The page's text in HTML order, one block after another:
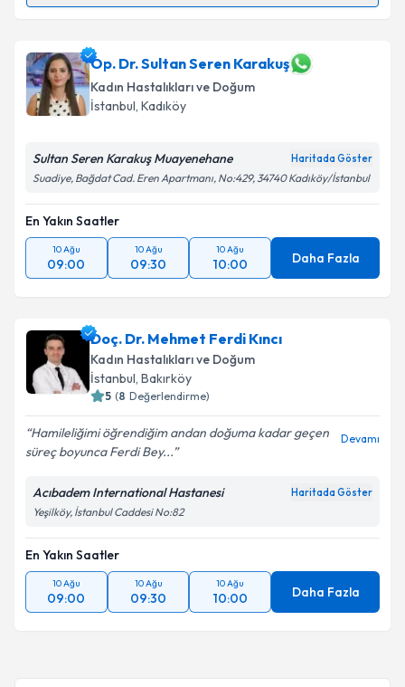
takvim hazırlandığında e-posta ile bilgilendireceğiz.
E-posta Adresiniz
Kişisel verilerimin işlenmesine ilişkin Aydınlatma
Metni'ni okudum ve kişisel verilerimin belirtilen
kapsamda işlenmesini kabul ediyorum.
Takvim Talebini Gönder
Op. Dr. Sultan Seren Karakuş
Kadın Hastalıkları ve Doğum
İstanbul, Kadıköy
Sultan Seren Karakuş Muayenehane Haritada Göster
Suadiye, Bağdat Cad. Eren Apartmanı, No:429, 34740 Kadıköy/İstanbul
En Yakın Saatler
10 Ağu
09:00
10 Ağu
09:30
10 Ağu
10:00 Daha Fazla
Doç. Dr. Mehmet Ferdi Kıncı
Kadın Hastalıkları ve Doğum
İstanbul, Bakırköy
5 (8 Değerlendirme)
Hamileliğimi öğrendiğim andan doğuma kadar geçen
süreç boyunca Ferdi Bey...
Devamı
Acıbadem International Hastanesi Haritada Göster
Yeşilköy, İstanbul Caddesi No:82
En Yakın Saatler
10 Ağu
09:00
10 Ağu
09:30
10 Ağu
10:00 Daha Fazla